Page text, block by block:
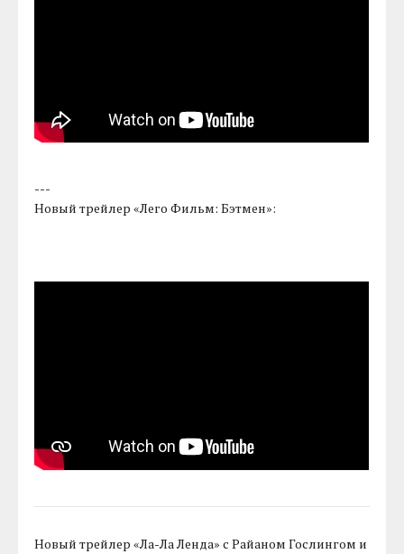
---
Новый трейлер «Лего Фильм: Бэтмен»:
Новый трейлер «Ла-Ла Ленда» с Райаном Гослингом и